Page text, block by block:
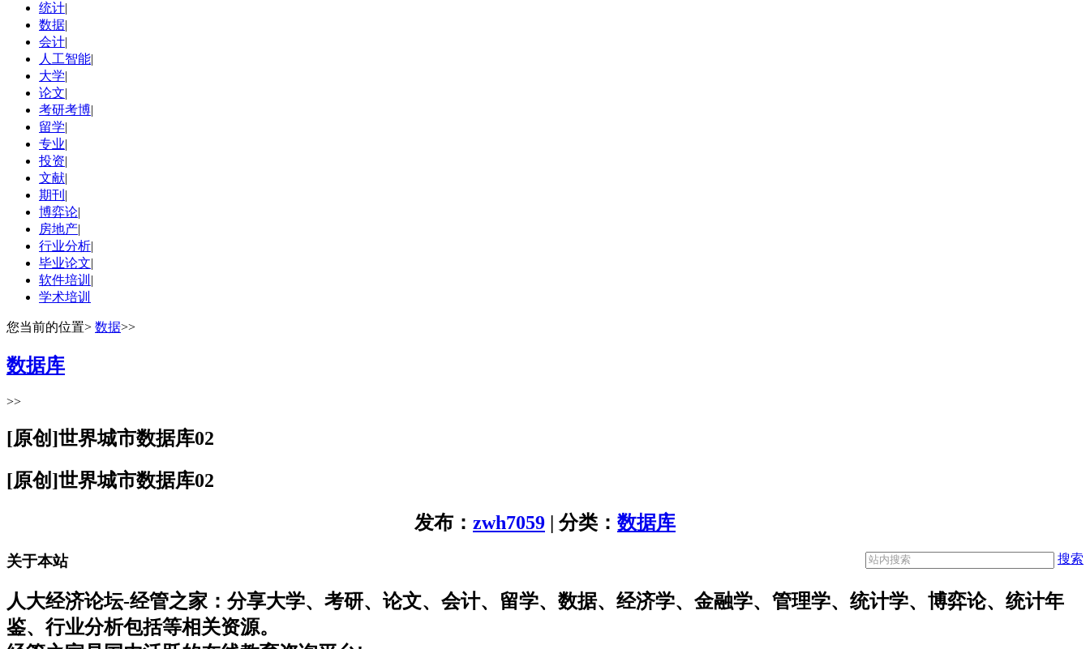
统计|
数据|
会计|
人工智能|
大学|
论文|
考研考博|
留学|
专业|
投资|
文献|
期刊 |
博弈论|
房地产|
行业分析|
毕业论文|
软件培训 |
学术培训
您当前的位置> 数据>>
数据库
>>
[原创]世界城市数据库02
[原创]世界城市数据库02
发布： zwh7059 | 分类： 数据库
搜索
关于本站
人大经济论坛-经管之家：分享大学、考研、论文、会计、留学、数据、经济学、金融学、管理学、统计学、博弈论、统计年
鉴、行业分析包括等相关资源。